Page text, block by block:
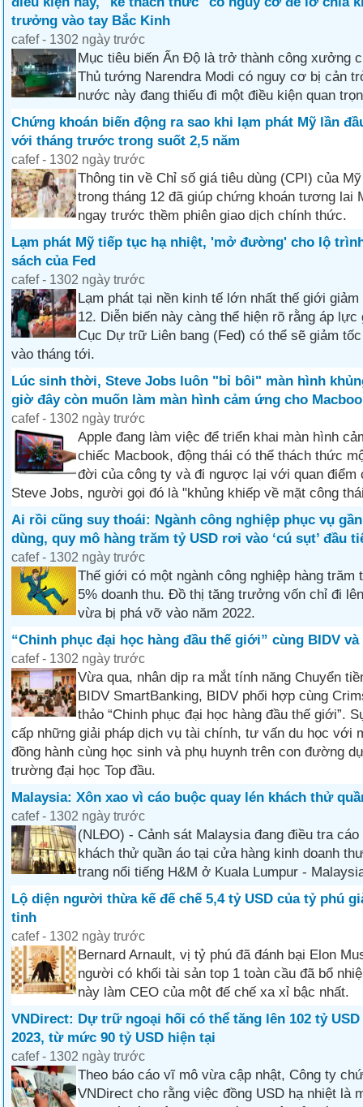
trưởng vào tay Bắc Kinh
cafef - 1302 ngày trước
Mục tiêu biến Ấn Độ là trở thành công xưởng
Thủ tướng Narendra Modi có nguy cơ bị cản
nước này đang thiếu đi một điều kiện quan
Chứng khoán biến động ra sao khi lạm phát Mỹ lần
với tháng trước trong suốt 2,5 năm
cafef - 1302 ngày trước
Thông tin về Chỉ số giá tiêu dùng (CPI) của
trong tháng 12 đã giúp chứng khoán tương lai
ngay trước thềm phiên giao dịch chính thức.
Lạm phát Mỹ tiếp tục hạ nhiệt, 'mở đường' cho lộ
sách của Fed
cafef - 1302 ngày trước
Lạm phát tại nền kinh tế lớn nhất thế giới
12. Diễn biến này càng thể hiện rõ rằng áp lực
Cục Dự trữ Liên bang (Fed) có thể sẽ giảm
vào tháng tới.
Lúc sinh thời, Steve Jobs luôn "bỉ bôi" màn hình
giờ đây còn muốn làm màn hình cảm ứng cho
cafef - 1302 ngày trước
Apple đang làm việc để triển khai màn hình
chiếc Macbook, động thái có thể thách thức
đời của công ty và đi ngược lại với quan điểm
Steve Jobs, người gọi đó là "khủng khiếp về mặt công
Ai rồi cũng suy thoái: Ngành công nghiệp phục vụ
dùng, quy mô hàng trăm tỷ USD rơi vào ‘cú sụt’ đầu
cafef - 1302 ngày trước
Thế giới có một ngành công nghiệp hàng trăm
5% doanh thu. Đồ thị tăng trưởng vốn chỉ đi
vừa bị phá vỡ vào năm 2022.
“Chinh phục đại học hàng đầu thế giới” cùng BIDV
cafef - 1302 ngày trước
Vừa qua, nhân dịp ra mắt tính năng Chuyển
BIDV SmartBanking, BIDV phối hợp cùng
thảo “Chinh phục đại học hàng đầu thế giới”.
cấp những giải pháp dịch vụ tài chính, tư vấn du học với
đồng hành cùng học sinh và phụ huynh trên con đường
trường đại học Top đầu.
Malaysia: Xôn xao vì cáo buộc quay lén khách thử
cafef - 1302 ngày trước
(NLĐO) - Cảnh sát Malaysia đang điều tra cáo
khách thử quần áo tại cửa hàng kinh doanh
trang nổi tiếng H&M ở Kuala Lumpur -
Lộ diện người thừa kế đế chế 5,4 tỷ USD của tỷ phú
tinh
cafef - 1302 ngày trước
Bernard Arnault, vị tỷ phú đã đánh bại Elon
người có khối tài sản top 1 toàn cầu đã bổ
này làm CEO của một đế chế xa xỉ bậc nhất.
VNDirect: Dự trữ ngoại hối có thể tăng lên 102 tỷ
2023, từ mức 90 tỷ USD hiện tại
cafef - 1302 ngày trước
Theo báo cáo vĩ mô vừa cập nhật, Công ty
VNDirect cho rằng việc đồng USD hạ nhiệt là